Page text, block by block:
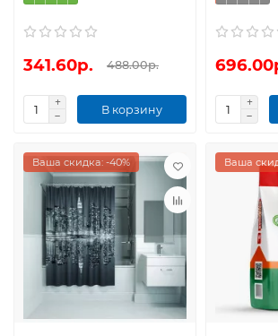
341.60р. 488.00р.
В корзину
Ваша скидка: -40% Ваша